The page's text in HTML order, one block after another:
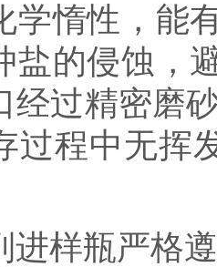
学惰性，能
盐的侵蚀，
经过精密磨
过程中无挥
瓶严格遵